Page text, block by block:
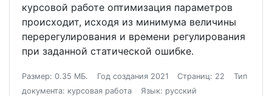
курсовой работе оптимизация параметров
происходит, исходя из минимума величины
перерегулирования и времени регулирования
при заданной статической ошибке.
Размер: 0.35 МБ. Год создания 2021 Страниц: 22
Тип
документа: курсовая работа
Язык: русский